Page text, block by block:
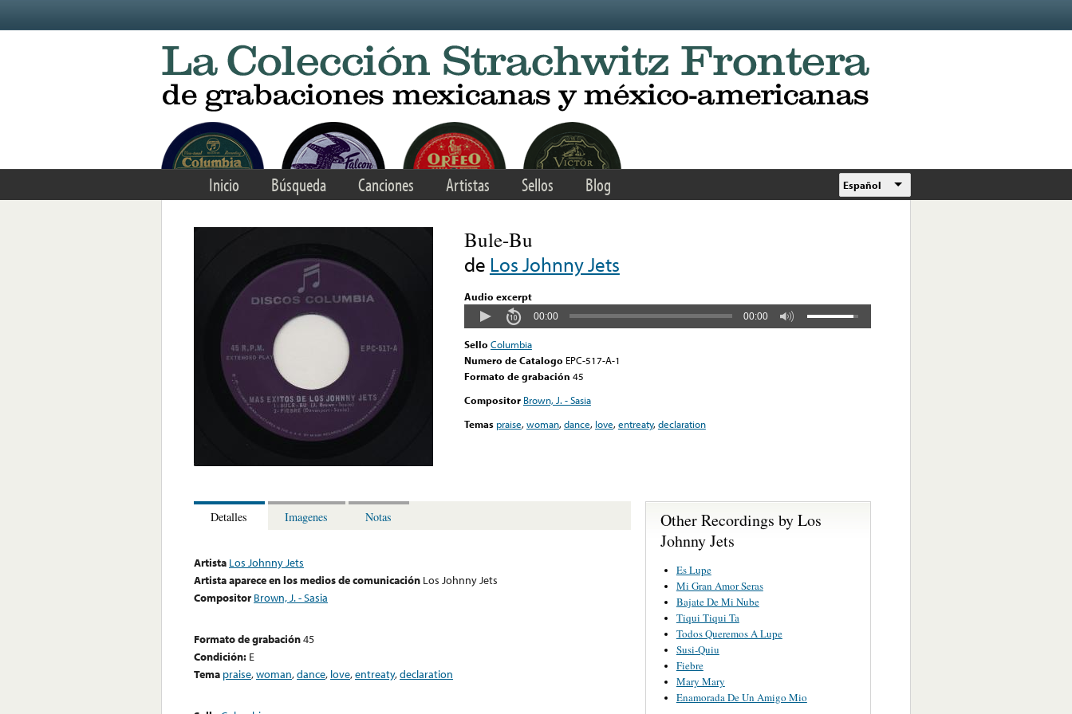
Inicio Búsqueda Canciones Artistas Sellos Blog Español
Bule-Bu
de Los Johnny Jets
Audio excerpt
00:00 00:00
Sello Columbia
Numero de Catalogo EPC-517-A-1
Formato de grabación 45
Compositor Brown, J. - Sasia
Temas praise,woman,dance, love,entreaty,declaration
Detalles Imagenes Notas
Artista Los Johnny Jets
Artista aparece en los medios de comunicación Los Johnny Jets
Compositor Brown, J. - Sasia
Formato de grabación45
Condición: E
Tema praise,woman,dance, love,entreaty,declaration
Other Recordings by Los
Johnny Jets
Es Lupe
Mi Gran Amor Seras
Bajate De Mi Nube
Tiqui Tiqui Ta
Todos Queremos A Lupe
Susi-Quiu
Fiebre
Mary Mary
Enamorada De Un Amigo Mio